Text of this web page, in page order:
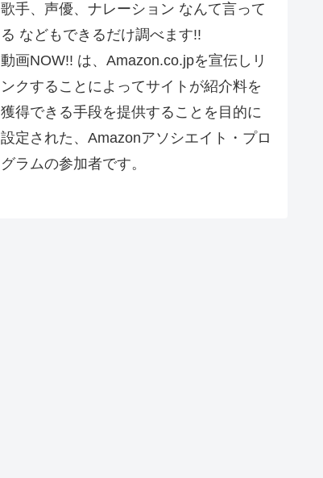
歌手、声優、ナレーション なんて言って
る などもできるだけ調べます!!
動画NOW!! は、Amazon.co.jpを宣伝しリ
ンクすることによってサイトが紹介料を
獲得できる手段を提供することを目的に
設定された、Amazonアソシエイト・プロ
グラムの参加者です。